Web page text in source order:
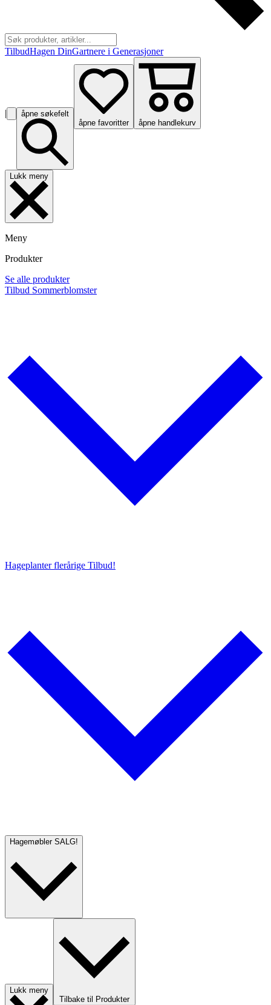
TilbudHagen DinGartnere i Generasjoner
|
åpne søkefelt
åpne favoritter
åpne handlekurv
Lukk meny
Meny
Produkter
Se alle produkter
Tilbud Sommerblomster
Hageplanter flerårige Tilbud!
Hagemøbler SALG!
Lukk meny
Tilbake til Produkter